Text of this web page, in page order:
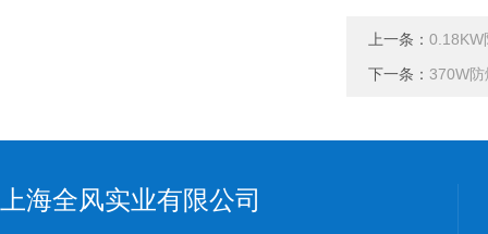
上一条： 0.18KW
下一条： 370W
上海全风实业有限公司